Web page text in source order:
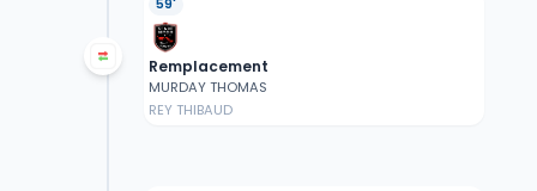
59'
Remplacement
MURDAY THOMAS
REY THIBAUD